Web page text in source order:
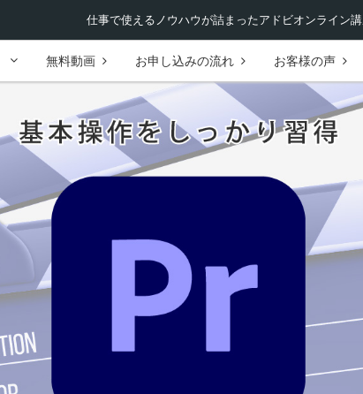
仕事で使えるノウハウが詰まったアドビオンライン講
無料動画 お申し込みの流れ お客様の声